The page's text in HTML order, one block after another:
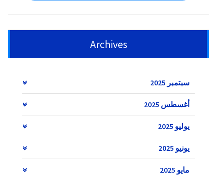
Archives
سبتمبر 2025
أغسطس 2025
يوليو 2025
يونيو 2025
مايو 2025